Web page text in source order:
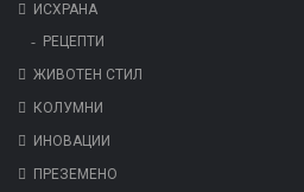
ИСХРАНА
РЕЦЕПТИ
ЖИВОТЕН СТИЛ
КОЛУМНИ
ИНОВАЦИИ
ПРЕЗЕМЕНО